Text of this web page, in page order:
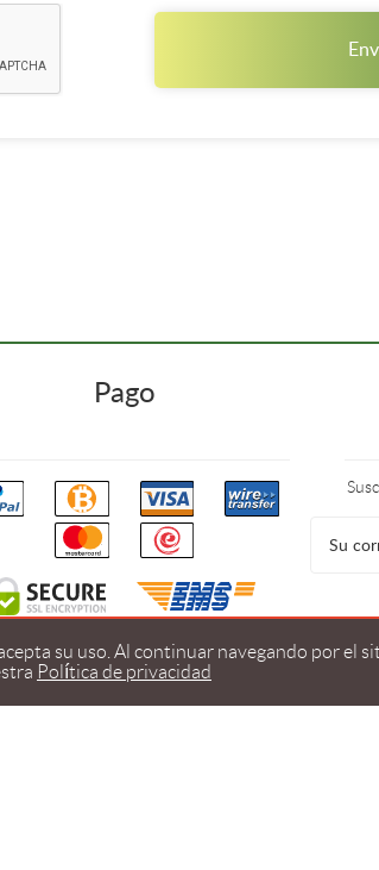
Pago
su uso. Al continuar navegando por el
Política de privacidad